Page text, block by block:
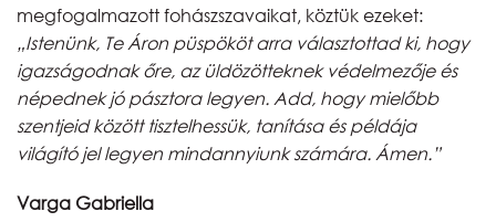
megfogalmazott fohászszavaikat, köztük ezeket:
„Istenünk, Te Áron püspököt arra választottad ki, hogy
igazságodnak őre, az üldözötteknek védelmezője és
népednek jó pásztora legyen. Add, hogy mielőbb
szentjeid között tisztelhessük, tanítása és példája
világító jel legyen mindannyiunk számára. Ámen.”
Varga Gabriella